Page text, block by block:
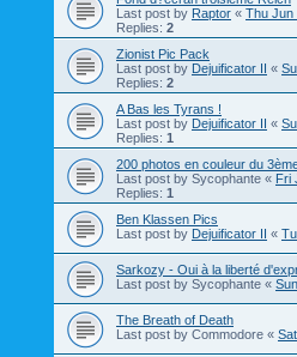
Last post by Raptor « Thu Jun
Replies: 2
Zionist Pic Pack
Last post by Dejuificator II «
Replies: 2
A Bas les Tyrans !
Last post by Dejuificator II «
Replies: 1
200 photos en couleur du
Last post by Sycophante « Fri
Replies: 1
Ben Klassen Pics
Last post by Dejuificator II «
Sarkozy - Oui à la liberté
Last post by Sycophante «
The Breath of Death
Last post by Commodore «